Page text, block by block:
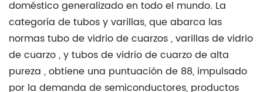
doméstico generalizado en todo el mundo. La
categoría de tubos y varillas, que abarca las
normastubo de vidrio de cuarzos,varillas de vidrio
de cuarzo, ytubos de vidrio de cuarzo de alta
pureza , obtiene una puntuación de 88, impulsado
por la demanda de semiconductores, productos